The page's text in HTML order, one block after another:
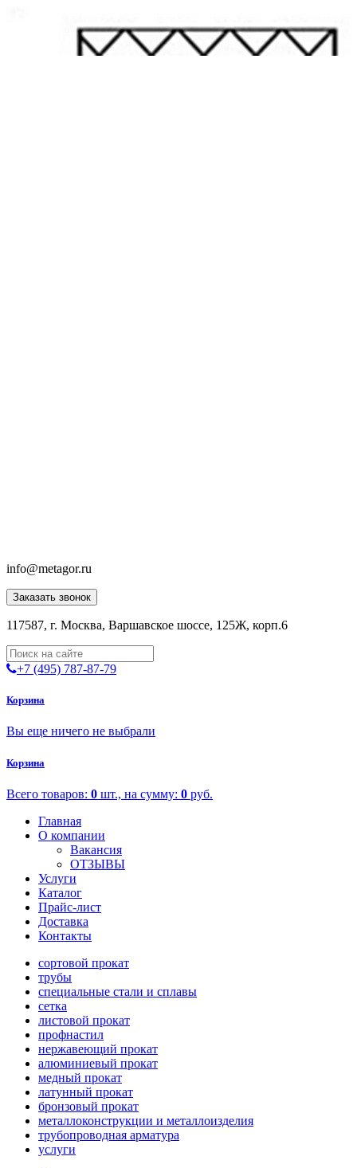
info@metagor.ru
Заказать звонок
117587, г. Москва, Варшавское шоссе, 125Ж, корп.6
+7 (495) 787-87-79
Корзина
Вы еще ничего не выбрали
Корзина
Всего товаров: 0 шт., на сумму: 0 руб.
Главная
О компании
Вакансия
ОТЗЫВЫ
Услуги
Каталог
Прайс-лист
Доставка
Контакты
сортовой прокат
трубы
специальные стали и сплавы
сетка
листовой прокат
профнастил
нержавеющий прокат
алюминиевый прокат
медный прокат
латунный прокат
бронзовый прокат
металлоконструкции и металлоизделия
трубопроводная арматура
услуги